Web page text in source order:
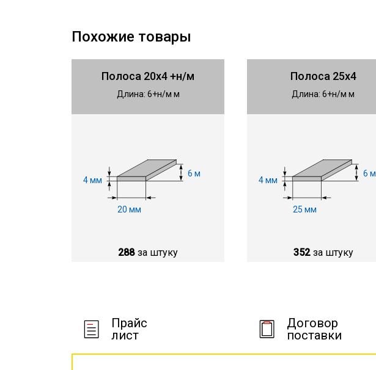
Похожие товары
Полоса 20х4 +н/м
Длина: 6+н/м м
4 мм
6 м
20 мм
288 за штуку
Полоса 25х4
Длина: 6+н/м м
4 мм
6 м
25 мм
352 за штуку
Прайс
лист
Договор
поставки